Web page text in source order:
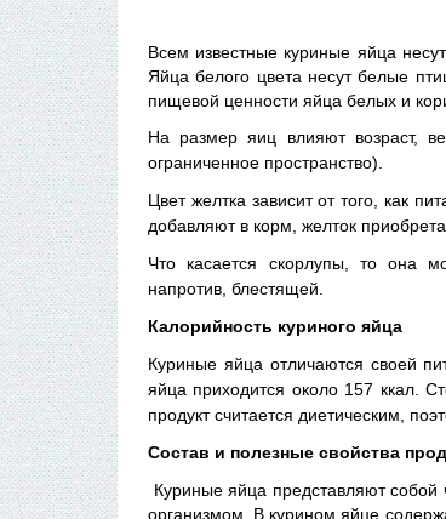
Всем известные куриные яйца
Яйца белого цвета несут белые
пищевой ценности яйца белых и
На размер яиц влияют возраст,
ограниченное пространство).
Цвет желтка зависит от того, как
добавляют в корм, желток
Что касается скорлупы, то она
напротив, блестящей.
Калорийность куриного яйца
Куриные яйца отличаются своей
яйца приходится около 157 ккал.
продукт считается диетическим,
Состав и полезные свойства
Куриные яйца представляют собой
организмом. В курином яйце